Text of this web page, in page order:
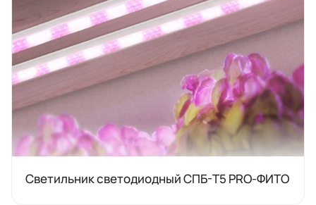
Светильник светодиодный СПБ-Т5 PRO-ФИТО